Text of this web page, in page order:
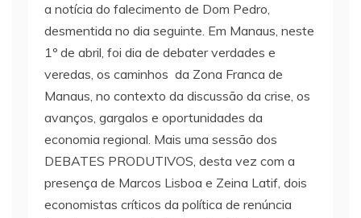
a notícia do falecimento de Dom Pedro,
desmentida no dia seguinte. Em Manaus, neste
1º de abril, foi dia de debater verdades e
veredas, os caminhos da Zona Franca de
Manaus, no contexto da discussão da crise, os
avanços, gargalos e oportunidades da
economia regional. Mais uma sessão dos
DEBATES PRODUTIVOS, desta vez com a
presença de Marcos Lisboa e Zeina Latif, dois
economistas críticos da política de renúncia